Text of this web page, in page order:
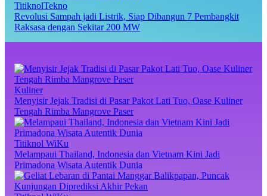
TitiknolTekno
Revolusi Sampah jadi Listrik, Siap Dibangun 7 Pembangkit
Raksasa dengan Sekitar 200 MW
Kuliner
Menyisir Jejak Tradisi di Pasar Pakot Lati Tuo, Oase Kuliner
Tengah Rimba Mangrove Paser
Titiknol WiKu
Melampaui Thailand, Indonesia dan Vietnam Kini Jadi
Primadona Wisata Autentik Dunia